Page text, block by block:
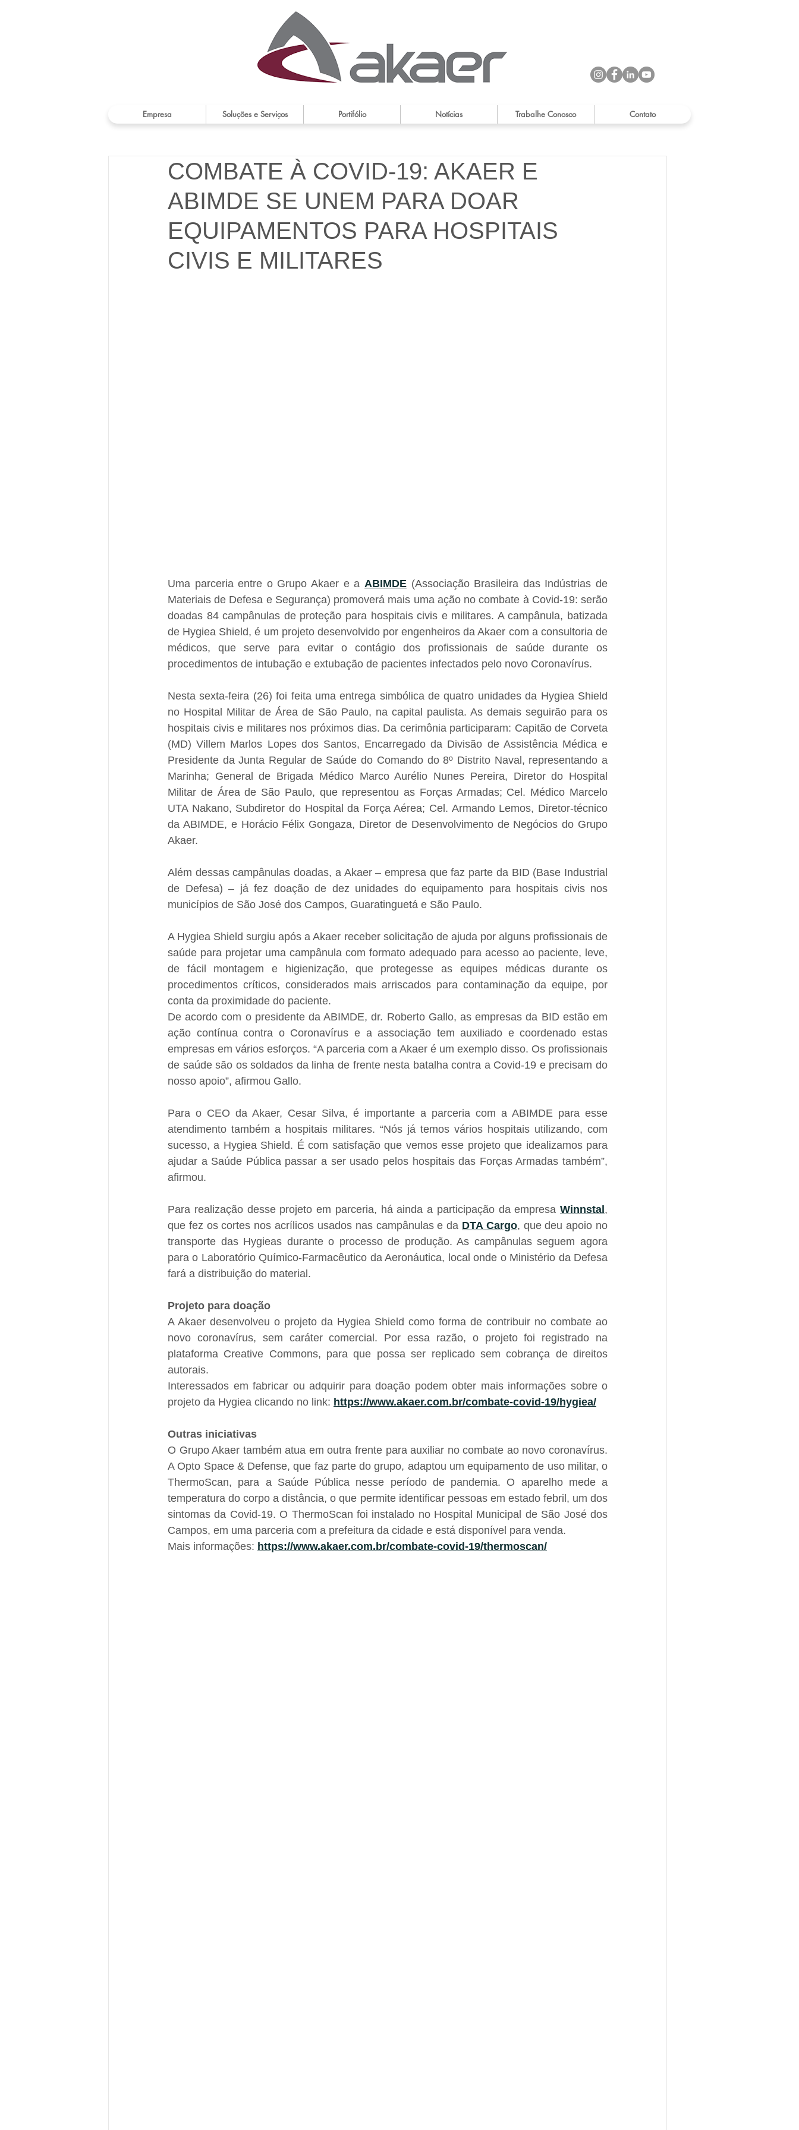
Empresa Soluções e Serviços Portifólio Notícias Trabalhe Conosco Contato
COMBATE À COVID-19: AKAER E
ABIMDE SE UNEM PARA DOAR
EQUIPAMENTOS PARA HOSPITAIS
CIVIS E MILITARES
Uma parceria entre o Grupo Akaer e a ABIMDE (Associação Brasileira das Indústrias de
Materiais de Defesa e Segurança) promoverá mais uma ação no combate à Covid-19: serão
doadas 84 campânulas de proteção para hospitais civis e militares. A campânula, batizada
de Hygiea Shield, é um projeto desenvolvido por engenheiros da Akaer com a consultoria de
médicos, que serve para evitar o contágio dos profissionais de saúde durante os
procedimentos de intubação e extubação de pacientes infectados pelo novo Coronavírus.
Nesta sexta-feira (26) foi feita uma entrega simbólica de quatro unidades da Hygiea Shield
no Hospital Militar de Área de São Paulo, na capital paulista. As demais seguirão para os
hospitais civis e militares nos próximos dias. Da cerimônia participaram: Capitão de Corveta
(MD) Villem Marlos Lopes dos Santos, Encarregado da Divisão de Assistência Médica e
Presidente da Junta Regular de Saúde do Comando do 8º Distrito Naval, representando a
Marinha; General de Brigada Médico Marco Aurélio Nunes Pereira, Diretor do Hospital
Militar de Área de São Paulo, que representou as Forças Armadas; Cel. Médico Marcelo
UTA Nakano, Subdiretor do Hospital da Força Aérea; Cel. Armando Lemos, Diretor-técnico
da ABIMDE, e Horácio Félix Gongaza, Diretor de Desenvolvimento de Negócios do Grupo
Akaer.
Além dessas campânulas doadas, a Akaer – empresa que faz parte da BID (Base Industrial
de Defesa) – já fez doação de dez unidades do equipamento para hospitais civis nos
municípios de São José dos Campos, Guaratinguetá e São Paulo.
A Hygiea Shield surgiu após a Akaer receber solicitação de ajuda por alguns profissionais de
saúde para projetar uma campânula com formato adequado para acesso ao paciente, leve,
de fácil montagem e higienização, que protegesse as equipes médicas durante os
procedimentos críticos, considerados mais arriscados para contaminação da equipe, por
conta da proximidade do paciente.
De acordo com o presidente da ABIMDE, dr. Roberto Gallo, as empresas da BID estão em
ação contínua contra o Coronavírus e a associação tem auxiliado e coordenado estas
empresas em vários esforços. “A parceria com a Akaer é um exemplo disso. Os profissionais
de saúde são os soldados da linha de frente nesta batalha contra a Covid-19 e precisam do
nosso apoio”, afirmou Gallo.
Para o CEO da Akaer, Cesar Silva, é importante a parceria com a ABIMDE para esse
atendimento também a hospitais militares. “Nós já temos vários hospitais utilizando, com
sucesso, a Hygiea Shield. É com satisfação que vemos esse projeto que idealizamos para
ajudar a Saúde Pública passar a ser usado pelos hospitais das Forças Armadas também”,
afirmou.
Para realização desse projeto em parceria, há ainda a participação da empresa Winnstal ,
que fez os cortes nos acrílicos usados nas campânulas e da DTA Cargo, que deu apoio no
transporte das Hygieas durante o processo de produção. As campânulas seguem agora
para o Laboratório Químico-Farmacêutico da Aeronáutica, local onde o Ministério da Defesa
fará a distribuição do material.
Projeto para doação
A Akaer desenvolveu o projeto da Hygiea Shield como forma de contribuir no combate ao
novo coronavírus, sem caráter comercial. Por essa razão, o projeto foi registrado na
plataforma Creative Commons, para que possa ser replicado sem cobrança de direitos
autorais.
Interessados em fabricar ou adquirir para doação podem obter mais informações sobre o
projeto da Hygiea clicando no link: https://www.akaer.com.br/combate-covid-19/hygiea/
Outras iniciativas
O Grupo Akaer também atua em outra frente para auxiliar no combate ao novo coronavírus.
A Opto Space & Defense, que faz parte do grupo, adaptou um equipamento de uso militar, o
ThermoScan, para a Saúde Pública nesse período de pandemia. O aparelho mede a
temperatura do corpo a distância, o que permite identificar pessoas em estado febril, um dos
sintomas da Covid-19. O ThermoScan foi instalado no Hospital Municipal de São José dos
Campos, em uma parceria com a prefeitura da cidade e está disponível para venda.
Mais informações: https://www.akaer.com.br/combate-covid-19/thermoscan/